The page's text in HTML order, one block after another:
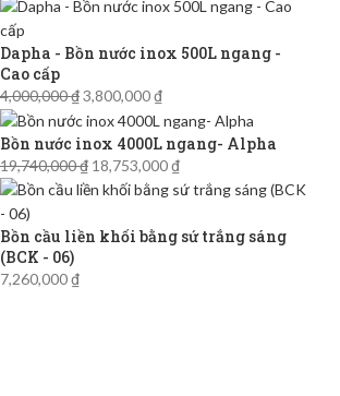
Dapha - Bồn nước inox 500L ngang -
Cao cấp
4,000,000₫3,800,000₫
Bồn nước inox 4000L ngang- Alpha
19,740,000₫ 18,753,000₫
Bồn cầu liền khối bằng sứ trắng sáng
(BCK - 06)
7,260,000₫